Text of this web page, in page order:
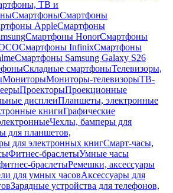
ТВ и
СмартфоныСмартфоны
AppleСмартфоны
Смартфоны HonorСмартфоны
Смартфоны InfinixСмартфоны
Смартфоны Samsung Galaxy S26
Складные смартфоныТелевизоры,
МониторыМониторы-телевизорыТВ-
ПроекторыПроекционные
дисплеиПланшеты, электронные
книгиГрафические
Чехлы, бамперы для
для планшетов,
для электронных книгСмарт-часы,
Фитнес-браслетыУмные часы
браслетыРемешки, аксессуары
для умных часовАксессуары для
Зарядные устройства для телефонов,